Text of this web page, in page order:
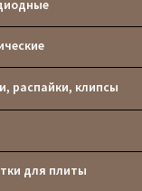
распайки, клипсы
для плиты